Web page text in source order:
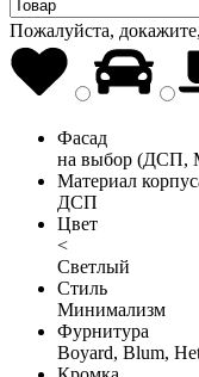
Пожалуйста,
Фасад
на выбор
Материал
ДСП
Цвет
<
Светлый
Стиль
Минимализм
Фурнитура
Boyard, Blum,